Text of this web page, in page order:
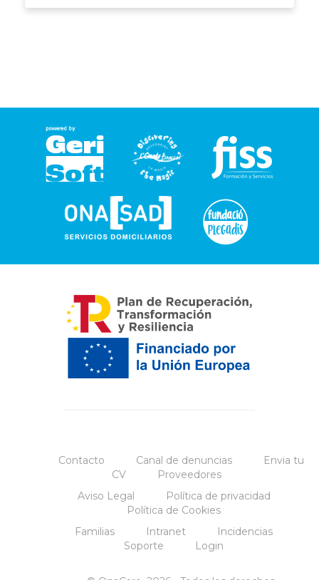
Contacto Canal de denuncias
Envia tu
CV
Proveedores
Aviso Legal
Política de privacidad
Política de Cookies
Familias
Intranet
Incidencias
Soporte
Login